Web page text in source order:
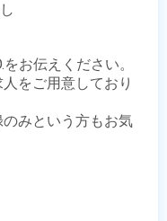
お伝えください。
をご用意しており
みという方もお気